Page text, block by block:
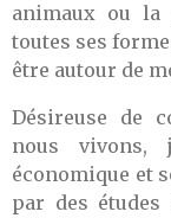
animaux ou la
toutes ses
être autour de
Désireuse de
nous vivons,
économique et
par des